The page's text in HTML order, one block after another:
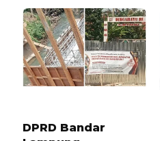
DPRD Bandar